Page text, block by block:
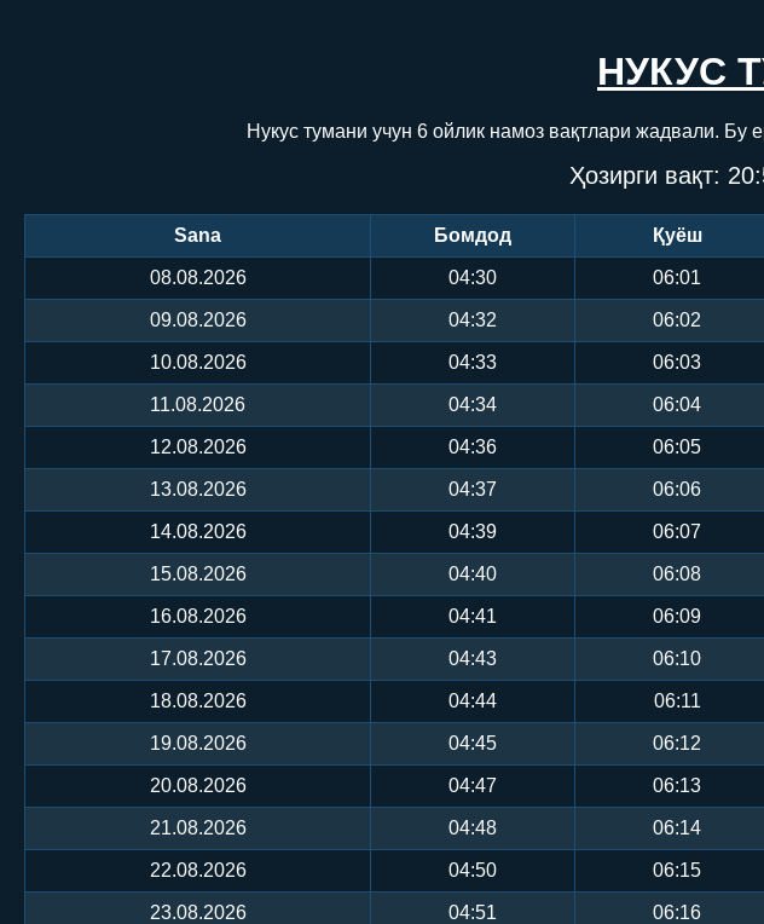
НУКУС
Нукус тумани учун 6 ойлик намоз вақтлари жадвали.
Ҳозирги вақт:
Sana Бомдод Қуёш
08.08.2026 04:30 06:01
09.08.2026 04:32 06:02
10.08.2026 04:33 06:03
11.08.2026 04:34 06:04
12.08.2026 04:36 06:05
13.08.2026 04:37 06:06
14.08.2026 04:39 06:07
15.08.2026 04:40 06:08
16.08.2026 04:41 06:09
17.08.2026 04:43 06:10
18.08.2026 04:44 06:11
19.08.2026 04:45 06:12
20.08.2026 04:47 06:13
21.08.2026 04:48 06:14
22.08.2026 04:50 06:15
23.08.2026 04:51 06:16